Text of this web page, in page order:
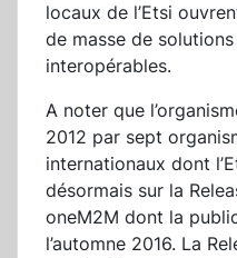
locaux de l’Etsi
de masse de
interopérables.
A noter que
2012 par sept
internationaux dont
désormais sur la
oneM2M dont la
l’automne 2016. La